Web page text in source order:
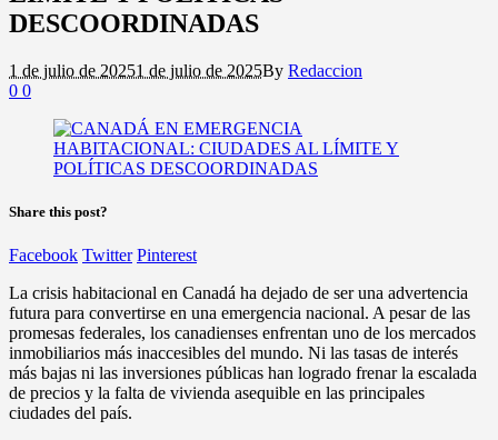
DESCOORDINADAS
1 de julio de 20251 de julio de 2025By Redaccion
0 0
Share this post?
Facebook Twitter Pinterest
La crisis habitacional en Canadá ha dejado de ser una advertencia
futura para convertirse en una emergencia nacional. A pesar de las
promesas federales, los canadienses enfrentan uno de los mercados
inmobiliarios más inaccesibles del mundo. Ni las tasas de interés
más bajas ni las inversiones públicas han logrado frenar la escalada
de precios y la falta de vivienda asequible en las principales
ciudades del país.